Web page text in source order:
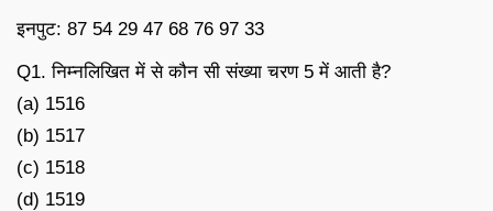
इनपुट: 87 54 29 47 68 76 97 33
Q1. निम्नलिखित में से कौन सी संख्या चरण 5 में आती है?
(a) 1516
(b) 1517
(c) 1518
(d) 1519